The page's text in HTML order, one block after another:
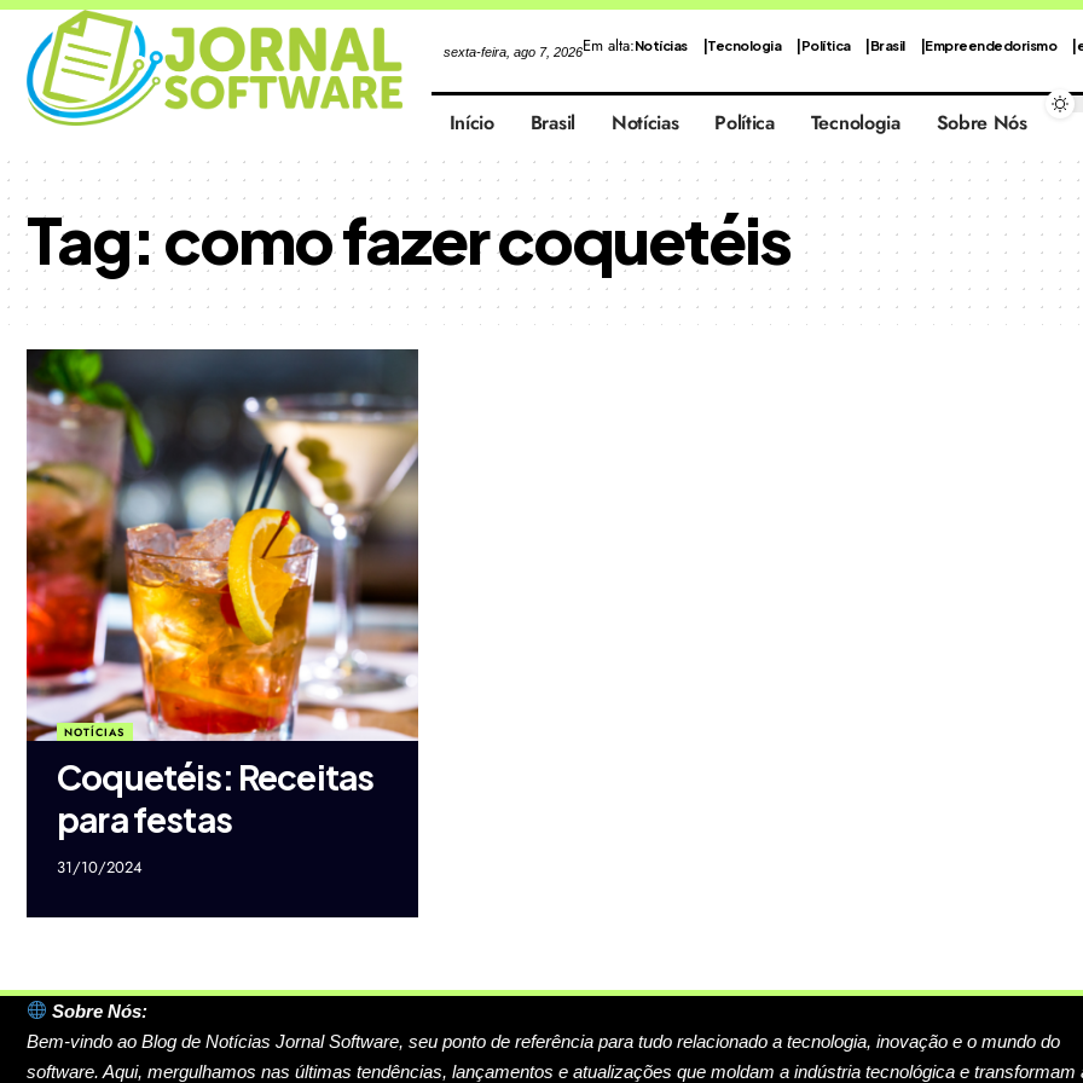
sexta-feira, ago 7, 2026Em alta:Notícias Tecnologia Política Brasil Empreendedorismo
Início Brasil Notícias Política Tecnologia Sobre Nós
Tag:como fazer coquetéis
NOTÍCIAS
Coquetéis: Receitas
para festas
31/10/2024
Sobre Nós:
Bem-vindo ao Blog de Notícias Jornal Software, seu ponto de referência para tudo relacionado a tecnologia, inovação e o mundo do
software. Aqui, mergulhamos nas últimas tendências, lançamentos e atualizações que moldam a indústria tecnológica e transformam